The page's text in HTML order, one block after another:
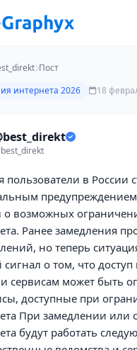
Пост
интернета 2026
18
пользователи в России
предупреждением
о возможных
Ранее замедления
но теперь
о том, что
сервисам может быть
доступные при
При замедлении или
будут работать